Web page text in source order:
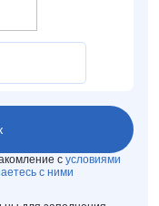
с условиями
с ними